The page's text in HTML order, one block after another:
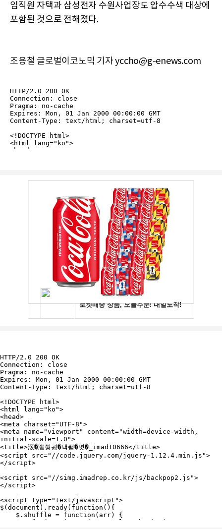
임직원 자택과 삼성전자 수원사업장도 압수수색 대상에
포함된 것으로 전해졌다.
조용철 글로벌이코노믹 기자 yccho@g-enews.com